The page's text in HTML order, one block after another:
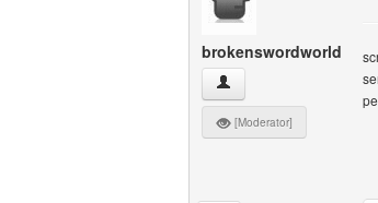
brokenswordworld
brokenswordworld
[Moderator]